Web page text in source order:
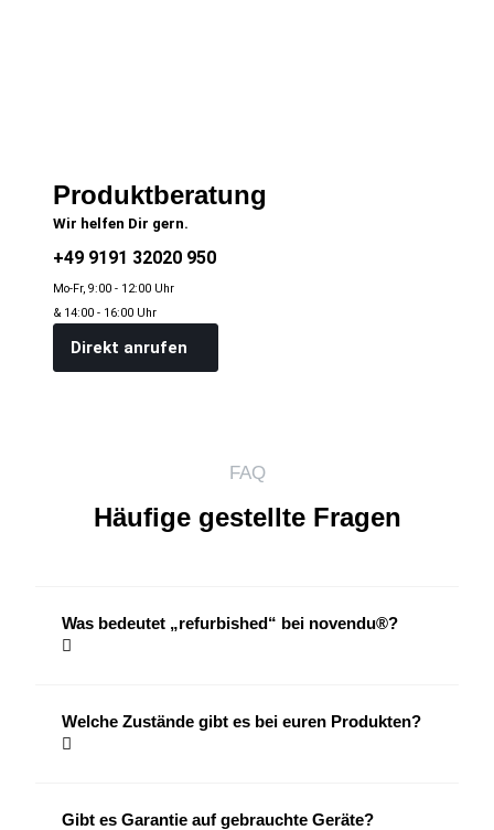
Produktberatung
Wir helfen Dir gern.
+49 9191 32020 950
Mo-Fr, 9:00 - 12:00 Uhr
& 14:00 - 16:00 Uhr
Direkt anrufen
FAQ
Häufige gestellte Fragen
Was bedeutet „refurbished“ bei novendu®?
Welche Zustände gibt es bei euren Produkten?
Gibt es Garantie auf gebrauchte Geräte?